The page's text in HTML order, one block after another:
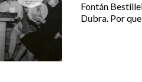
Fontán
Dubra. Por